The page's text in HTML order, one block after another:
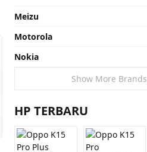
Meizu
Motorola
Nokia
Show More Brands
HP TERBARU